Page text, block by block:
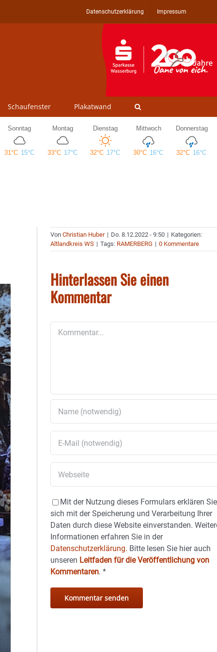
Datenschutzerklärung Impressum
Schaufenster Plakatwand
VonChristian Huber | Do. 8.12.2022 - 9:50 | Kategorien:
Altlandkreis WS | Tags: RAMERBERG | 0 Kommentare
Hinterlassen Sie einen
Kommentar
Mit der Nutzung dieses Formulars erklären Sie
sich mit der Speicherung und Verarbeitung Ihrer
Daten durch diese Website einverstanden.
Informationen erfahren Sie in der
Datenschutzerklärung. Bitte lesen Sie hier auch
unseren Leitfaden für die Veröffentlichung von
Kommentaren.*